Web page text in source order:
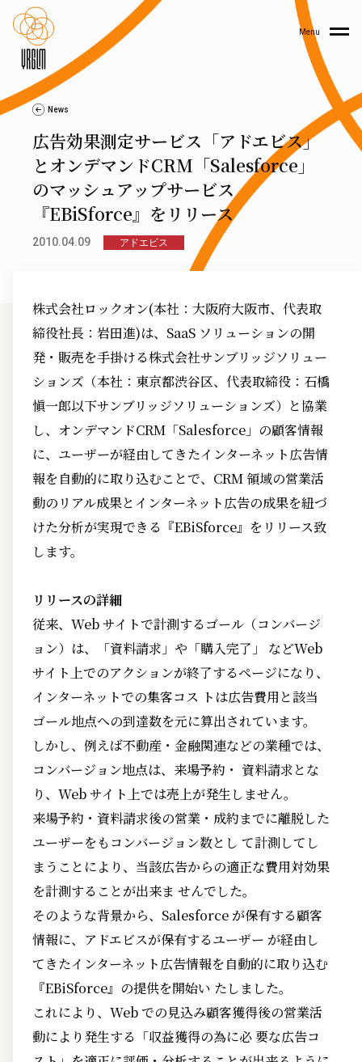
Menu
News
広告効果測定サービス「アドエビス」
とオンデマンドCRM「Salesforce」
のマッシュアップサービス
『EBiSforce』をリリース
2010.04.09 アドエビス
株式会社ロックオン(本社：大阪府大阪市、代表取
締役社長：岩田進)は、SaaS ソリューションの開
発・販売を手掛ける株式会社サンブリッジソリュー
ションズ（本社：東京都渋谷区、代表取締役：石橋
愼一郎以下サンブリッジソリューションズ）と協業
し、オンデマンドCRM「Salesforce」の顧客情報
に、ユーザーが経由してきたインターネット広告情
報を自動的に取り込むことで、CRM 領域の営業活
動のリアル成果とインターネット広告の成果を紐づ
けた分析が実現できる『EBiSforce』をリリース致
します。
リリースの詳細
従来、Web サイトで計測するゴール（コンバージ
ョン）は、「資料請求」や「購入完了」 などWeb
サイト上でのアクションが終了するページになり、
インターネットでの集客コス トは広告費用と該当
ゴール地点への到達数を元に算出されています。
しかし、例えば不動産・金融関連などの業種では、
コンバージョン地点は、来場予約・ 資料請求とな
り、Web サイト上では売上が発生しません。
来場予約・資料請求後の営業・成約までに離脱した
ユーザーをもコンバージョン数とし て計測してし
まうことにより、当該広告からの適正な費用対効果
を計測することが出来ま せんでした。
そのような背景から、Salesforce が保有する顧客
情報に、アドエビスが保有するユーザー が経由し
てきたインターネット広告情報を自動的に取り込む
『EBiSforce』の提供を開始い たしました。
これにより、Web での見込み顧客獲得後の営業活
動により発生する「収益獲得の為に必 要な広告コ